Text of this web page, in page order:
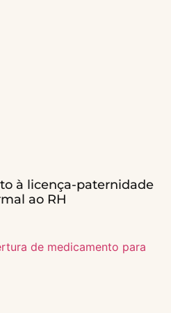
à licença-paternidade
ao RH